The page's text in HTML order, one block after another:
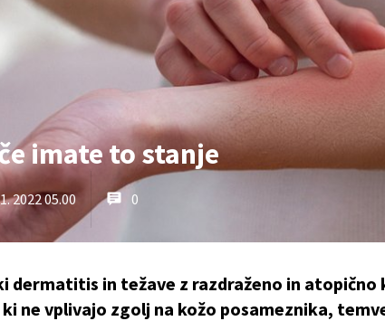
imate to stanje
2022 05.00 0
dermatitis in težave z razdraženo in atopično
ne vplivajo zgolj na kožo posameznika,